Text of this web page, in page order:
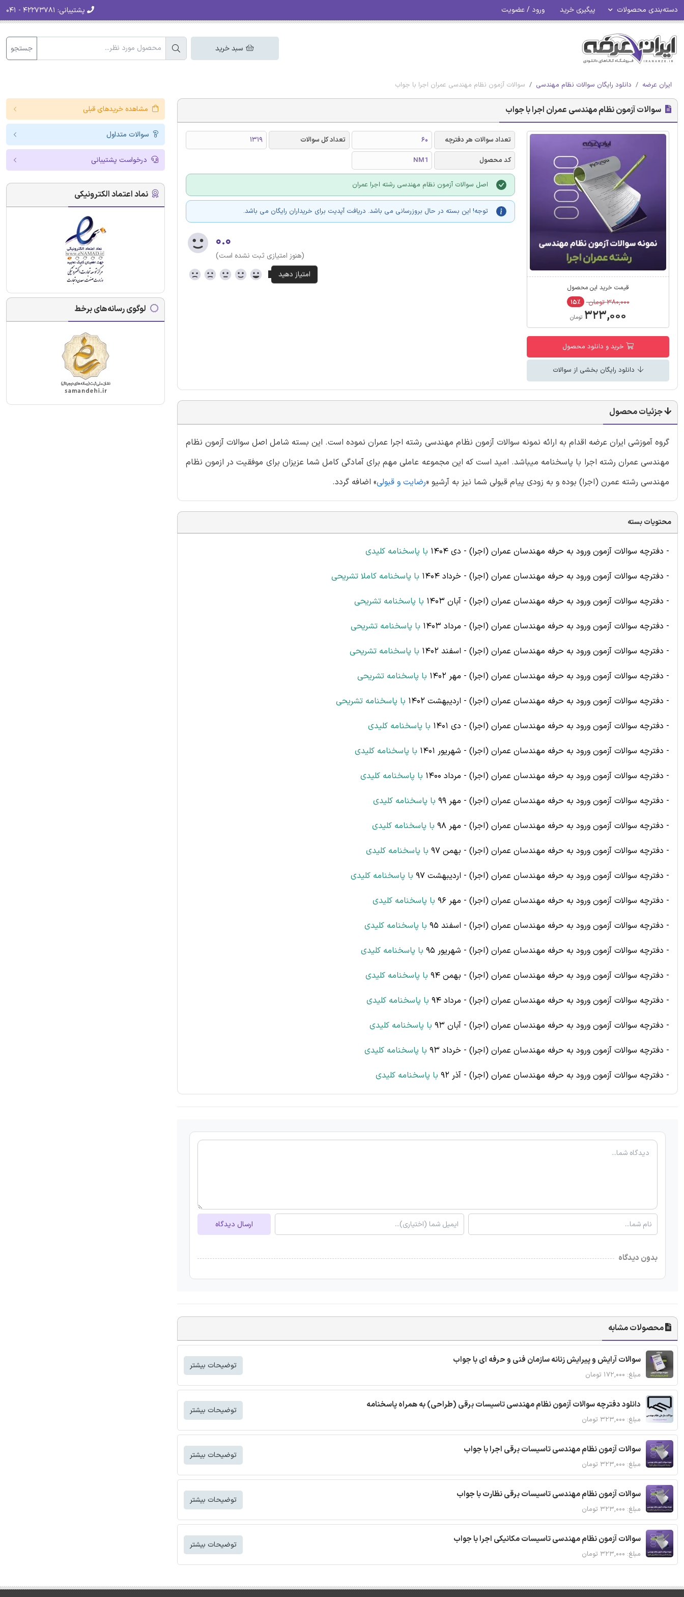
دسته‌بندی محصولات پیگیری خرید ورود / عضویت پشتیبانی:
سبد خرید جستجو
ایران عرضه دانلود رایگان سوالات نظام مهندسی سوالات آزمون نظام مهندسی عمران اجرا با جواب
سوالات آزمون نظام مهندسی عمران اجرا با جواب
قیمت خرید این محصول
۳۸۰,۰۰۰ تومان ۱۵٪
۳۲۳,۰۰۰ تومان
خرید و دانلود محصول
دانلود رایگان بخشی از سوالات
تعداد سوالات هر دفترچه 60 تعداد کل سوالات
1319
کد محصول
NM1
اصل سوالات آزمون نظام مهندسی رشته اجرا عمران
توجه! این بسته در حال بروزرسانی می باشد. دریافت آپدیت برای خریداران رایگان می باشد.
۰.۰
(هنوز امتیازی ثبت نشده است)
جزئیات محصول
گروه آموزشی ایران عرضه اقدام به ارائه نمونه سوالات آزمون نظام مهندسی رشته اجرا عمران نموده است. این بسته شامل اصل سوالات آزمون نظام
مهندسی عمران رشته اجرا با پاسخنامه میباشد. امید است که این مجموعه عاملی مهم برای آمادگی کامل شما عزیزان برای موفقیت در ازمون نظام
مهندسی رشته عمرن (اجرا) بوده و به زودی پیام قبولی شما نیز به آرشیو «رضایت و قبولی» اضافه گردد.
محتویات بسته
- دفترچه سوالات آزمون ورود به حرفه مهندسان عمران (اجرا) - دی 1404 با پاسخنامه کلیدی
- دفترچه سوالات آزمون ورود به حرفه مهندسان عمران (اجرا) - خرداد 1404 با پاسخنامه کاملا تشریحی
- دفترچه سوالات آزمون ورود به حرفه مهندسان عمران (اجرا) - آبان 1403 با پاسخنامه تشریحی
- دفترچه سوالات آزمون ورود به حرفه مهندسان عمران (اجرا) - مرداد 1403 با پاسخنامه تشریحی
- دفترچه سوالات آزمون ورود به حرفه مهندسان عمران (اجرا) - اسفند 1402 با پاسخنامه تشریحی
- دفترچه سوالات آزمون ورود به حرفه مهندسان عمران (اجرا) - مهر 1402 با پاسخنامه تشریحی
- دفترچه سوالات آزمون ورود به حرفه مهندسان عمران (اجرا) - اردیبهشت 1402 با پاسخنامه تشریحی
- دفترچه سوالات آزمون ورود به حرفه مهندسان عمران (اجرا) - دی 1401 با پاسخنامه کلیدی
- دفترچه سوالات آزمون ورود به حرفه مهندسان عمران (اجرا) - شهریور 1401 با پاسخنامه کلیدی
- دفترچه سوالات آزمون ورود به حرفه مهندسان عمران (اجرا) - مرداد 1400 با پاسخنامه کلیدی
- دفترچه سوالات آزمون ورود به حرفه مهندسان عمران (اجرا) - مهر 99 با پاسخنامه کلیدی
- دفترچه سوالات آزمون ورود به حرفه مهندسان عمران (اجرا) - مهر 98 با پاسخنامه کلیدی
- دفترچه سوالات آزمون ورود به حرفه مهندسان عمران (اجرا) - بهمن 97 با پاسخنامه کلیدی
- دفترچه سوالات آزمون ورود به حرفه مهندسان عمران (اجرا) - اردیبهشت 97 با پاسخنامه کلیدی
- دفترچه سوالات آزمون ورود به حرفه مهندسان عمران (اجرا) - مهر 96 با پاسخنامه کلیدی
- دفترچه سوالات آزمون ورود به حرفه مهندسان عمران (اجرا) - اسفند 95 با پاسخنامه کلیدی
- دفترچه سوالات آزمون ورود به حرفه مهندسان عمران (اجرا) - شهریور 95 با پاسخنامه کلیدی
- دفترچه سوالات آزمون ورود به حرفه مهندسان عمران (اجرا) - بهمن 94 با پاسخنامه کلیدی
- دفترچه سوالات آزمون ورود به حرفه مهندسان عمران (اجرا) - مرداد 94 با پاسخنامه کلیدی
- دفترچه سوالات آزمون ورود به حرفه مهندسان عمران (اجرا) - آبان 93 با پاسخنامه کلیدی
- دفترچه سوالات آزمون ورود به حرفه مهندسان عمران (اجرا) - خرداد 93 با پاسخنامه کلیدی
- دفترچه سوالات آزمون ورود به حرفه مهندسان عمران (اجرا) - آذر 92 با پاسخنامه کلیدی
ارسال دیدگاه
بدون دیدگاه
محصولات مشابه
سوالات آرایش و پیرایش زنانه سازمان فنی و حرفه ای با جواب
مبلغ: ۱۷۲,۰۰۰ تومان
توضیحات بیشتر
دانلود دفترچه سوالات آزمون نظام مهندسی تاسیسات برقی (طراحی) به همراه پاسخنامه
مبلغ: ۳۲۳,۰۰۰ تومان
توضیحات بیشتر
سوالات آزمون نظام مهندسی تاسیسات برقی اجرا با جواب
مبلغ: ۳۲۳,۰۰۰ تومان
توضیحات بیشتر
سوالات آزمون نظام مهندسی تاسیسات برقی نظارت با جواب
مبلغ: ۳۲۳,۰۰۰ تومان
توضیحات بیشتر
سوالات آزمون نظام مهندسی تاسیسات مکانیکی اجرا با جواب
مبلغ: ۳۲۳,۰۰۰ تومان
توضیحات بیشتر
مشاهده خریدهای قبلی
سوالات متداول
درخواست پشتیبانی
نماد اعتماد الکترونیکی
لوگوی رسانه‌های برخط